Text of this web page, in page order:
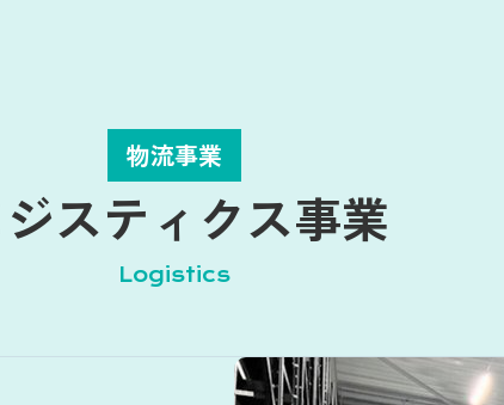
物流事業
スティクス事業
Logistics